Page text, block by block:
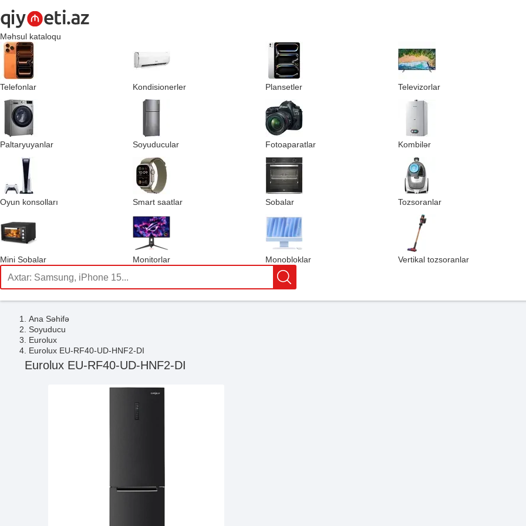
Məhsul kataloqu
Telefonlar Kondisionerler Plansetler Televizorlar
Paltaryuyanlar Soyuducular Fotoaparatlar Kombilər
Oyun konsolları Smart saatlar Sobalar Tozsoranlar
Mini Sobalar Monitorlar Monobloklar Vertikal tozsoranlar
Ana Səhifə
Soyuducu
Eurolux
Eurolux EU-RF40-UD-HNF2-DI
Eurolux EU-RF40-UD-HNF2-DI